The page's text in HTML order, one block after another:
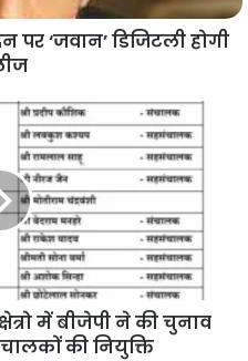
‘जवान’ डिजिटली होगी
में बीजेपी ने की चुनाव
की नियुक्ति